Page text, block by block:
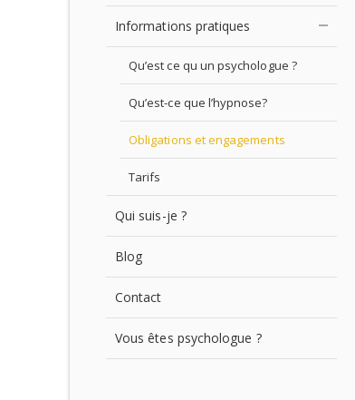
Informations pratiques
Qu’est ce qu un psychologue ?
Qu’est-ce que l’hypnose?
Obligations et engagements
Tarifs
Qui suis-je ?
Blog
Contact
Vous êtes psychologue ?